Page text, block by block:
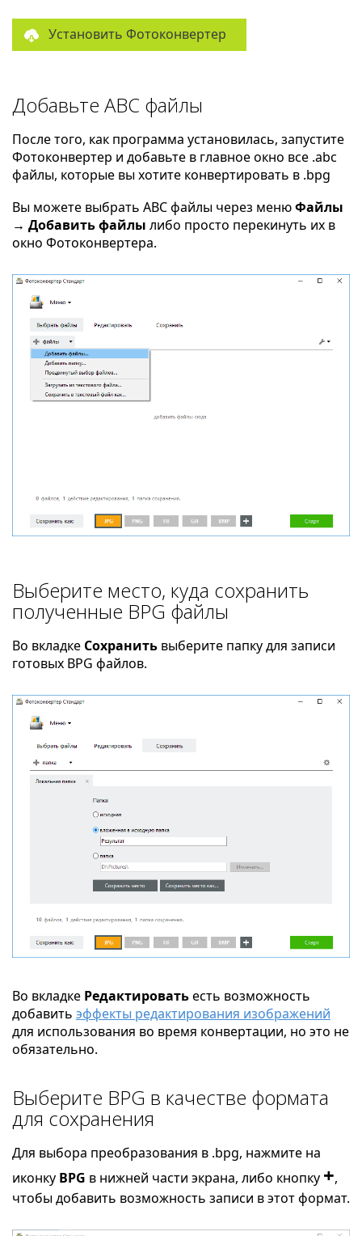
Установить Фотоконвертер
Добавьте ABC файлы
После того, как программа установилась, запустите
Фотоконвертер и добавьте в главное окно все .abc
файлы, которые вы хотите конвертировать в .bpg
Вы можете выбрать ABC файлы через менюФайлы
→ Добавить файлы либо просто перекинуть их в
окно Фотоконвертера.
Выберите место, куда сохранить
полученные BPG файлы
Во вкладке Сохранить выберите папку для записи
готовых BPG файлов.
Во вкладке Редактироватьесть возможность
добавить эффекты редактирования изображений
для использования во время конвертации, но это не
обязательно.
Выберите BPG в качестве формата
для сохранения
Для выбора преобразования в .bpg, нажмите на
иконку BPG в нижней части экрана, либо кнопку +,
чтобы добавить возможность записи в этот формат.